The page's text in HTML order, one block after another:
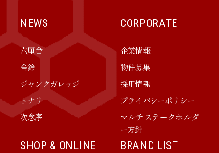
NEWS
六厘舎
舎鈴
ジャンクガレッジ
トナリ
次念序
CORPORATE
企業情報
物件募集
採用情報
プライバシーポリシー
マルチステークホルダ
ー方針
SHOP & ONLINE BRAND LIST